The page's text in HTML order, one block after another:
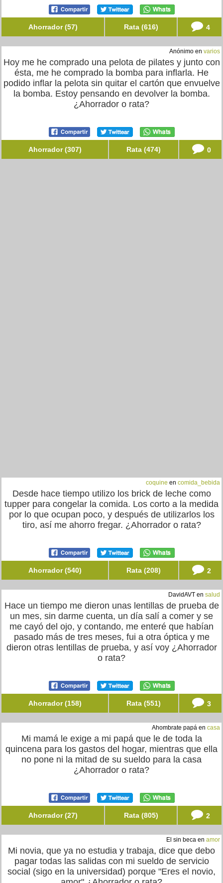
Ahorrador (57) Rata (616) 4
Anónimo en varios
Hoy me he comprado una pelota de pilates y junto con
ésta, me he comprado la bomba para inflarla. He
podido inflar la pelota sin quitar el cartón que envuelve
la bomba. Estoy pensando en devolver la bomba.
¿Ahorrador o rata?
Ahorrador (307) Rata (474) 0
coquine en comida_bebida
Desde hace tiempo utilizo los brick de leche como
tupper para congelar la comida. Los corto a la medida
por lo que ocupan poco, y después de utilizarlos los
tiro, así me ahorro fregar. ¿Ahorrador o rata?
Ahorrador (540) Rata (208) 2
DavidAVT en salud
Hace un tiempo me dieron unas lentillas de prueba de
un mes, sin darme cuenta, un día salí a comer y se
me cayó del ojo, y contando, me enteré que habían
pasado más de tres meses, fui a otra óptica y me
dieron otras lentillas de prueba, y así voy ¿Ahorrador
o rata?
Ahorrador (158) Rata (551) 3
Ahombrate papá en casa
Mi mamá le exige a mi papá que le de toda la
quincena para los gastos del hogar, mientras que ella
no pone ni la mitad de su sueldo para la casa
¿Ahorrador o rata?
Ahorrador (27) Rata (805) 2
El sin beca en amor
Mi novia, que ya no estudia y trabaja, dice que debo
pagar todas las salidas con mi sueldo de servicio
social (sigo en la universidad) porque "Eres el novio,